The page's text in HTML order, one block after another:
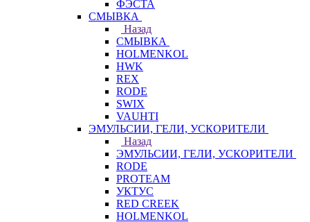
ФЭСТА
СМЫВКА
Назад
СМЫВКА
HOLMENKOL
HWK
REX
RODE
SWIX
VAUHTI
ЭМУЛЬСИИ, ГЕЛИ, УСКОРИТЕЛИ
Назад
ЭМУЛЬСИИ, ГЕЛИ, УСКОРИТЕЛИ
RODE
PROTEAM
УКТУС
RED CREEK
HOLMENKOL